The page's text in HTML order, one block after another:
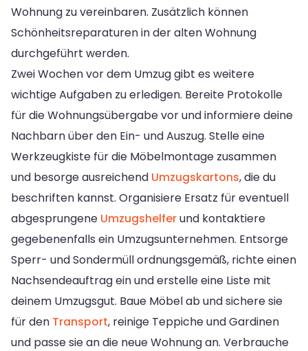
Wohnung zu vereinbaren. Zusätzlich können
Schönheitsreparaturen in der alten Wohnung
durchgeführt werden.
Zwei Wochen vor dem Umzug gibt es weitere
wichtige Aufgaben zu erledigen. Bereite Protokolle
für die Wohnungsübergabe vor und informiere deine
Nachbarn über den Ein- und Auszug. Stelle eine
Werkzeugkiste für die Möbelmontage zusammen
und besorge ausreichend Umzugskartons, die du
beschriften kannst. Organisiere Ersatz für eventuell
abgesprungene Umzugshelferund kontaktiere
gegebenenfalls ein Umzugsunternehmen. Entsorge
Sperr- und Sondermüll ordnungsgemäß, richte einen
Nachsendeauftrag ein und erstelle eine Liste mit
deinem Umzugsgut. Baue Möbel ab und sichere sie
für den Transport, reinige Teppiche und Gardinen
und passe sie an die neue Wohnung an. Verbrauche